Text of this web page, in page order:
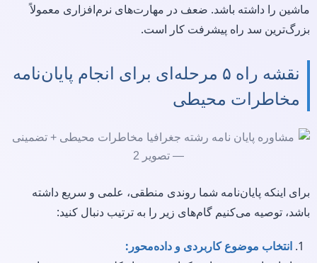
ماشین را داشته باشد. ضعف در مهارت‌های نرم‌افزاری معمولاً
بزرگ‌ترین سد راه پیشرفت کار است.
نقشه راه ۵ مرحله‌ای برای انجام پایان‌نامه
مخاطرات محیطی
برای اینکه پایان‌نامه شما روندی منطقی، علمی و سریع داشته
باشد، توصیه می‌کنیم گام‌های زیر را به ترتیب دنبال کنید:
انتخاب موضوع کاربردی و داده‌محور: